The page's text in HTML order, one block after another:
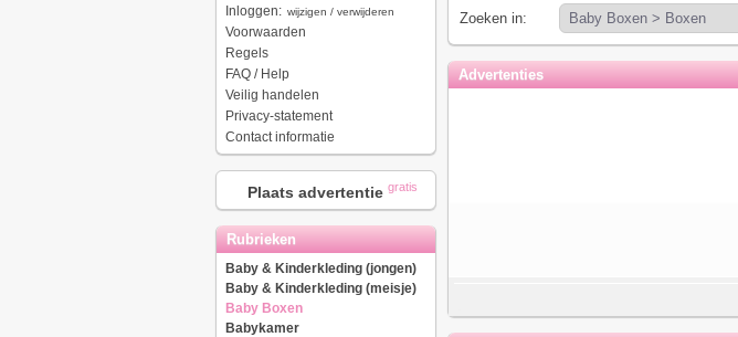
Inloggen: wijzigen / verwijderen
Voorwaarden
Regels
FAQ / Help
Veilig handelen
Privacy-statement
Contact informatie
Plaats advertentie gratis
Rubrieken
Baby & Kinderkleding (jongen)
Baby & Kinderkleding (meisje)
Baby Boxen
Babykamer
Zoeken in:
Advertenties